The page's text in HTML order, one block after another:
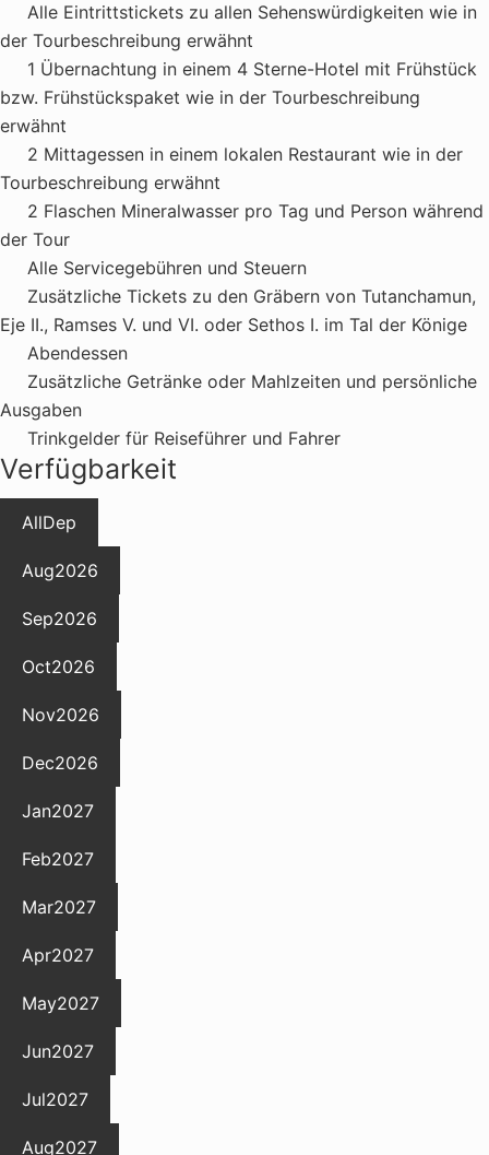
Alle Eintrittstickets zu allen Sehenswürdigkeiten wie in
der Tourbeschreibung erwähnt
1 Übernachtung in einem 4 Sterne-Hotel mit Frühstück
bzw. Frühstückspaket wie in der Tourbeschreibung
erwähnt
2 Mittagessen in einem lokalen Restaurant wie in der
Tourbeschreibung erwähnt
2 Flaschen Mineralwasser pro Tag und Person während
der Tour
Alle Servicegebühren und Steuern
Zusätzliche Tickets zu den Gräbern von Tutanchamun,
Eje II., Ramses V. und VI. oder Sethos I. im Tal der Könige
Abendessen
Zusätzliche Getränke oder Mahlzeiten und persönliche
Ausgaben
Trinkgelder für Reiseführer und Fahrer
Verfügbarkeit
AllDep
Aug2026
Sep2026
Oct2026
Nov2026
Dec2026
Jan2027
Feb2027
Mar2027
Apr2027
May2027
Jun2027
Jul2027
Aug2027